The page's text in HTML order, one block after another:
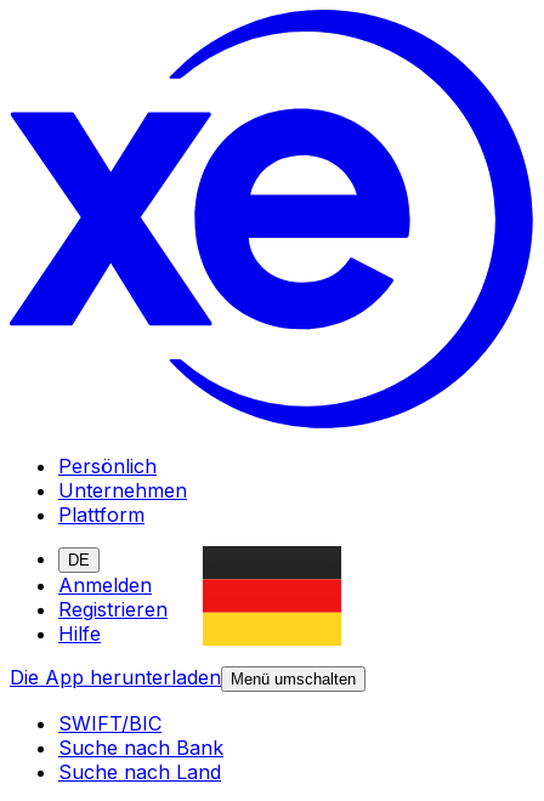
Persönlich
Unternehmen
Plattform
DE
Anmelden
Registrieren
Hilfe
Die App herunterladen
Menü umschalten
SWIFT/BIC
Suche nach Bank
Suche nach Land